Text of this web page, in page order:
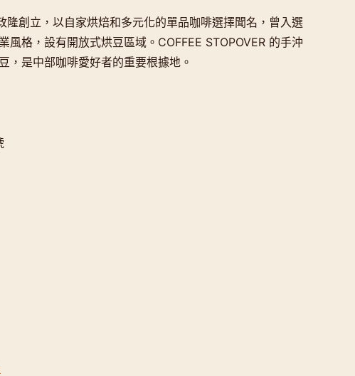
隆創立，以自家烘焙和多元化的單品咖啡選擇聞名，曾入選
風格，設有開放式烘豆區域。COFFEE STOPOVER 的手沖
，是中部咖啡愛好者的重要根據地。